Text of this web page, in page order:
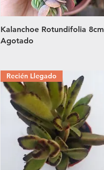
Vista rápida
Kalanchoe Rotundifolia 8cm
Agotado
Recién Llegado